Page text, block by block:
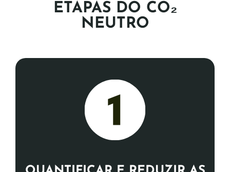
ETAPAS DO CO₂
NEUTRO
Realizar Inventário de Emissões ou
verificação de cálculo preexistente.